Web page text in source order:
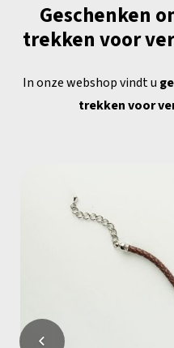
Geschenken
trekken voor
In onze webshop vindt u
trekken voor